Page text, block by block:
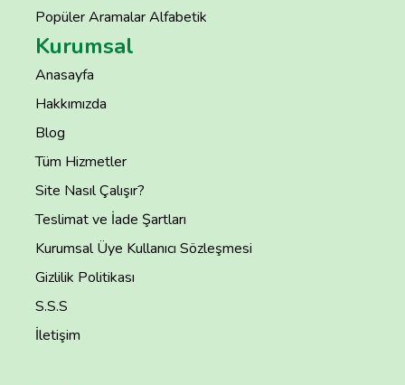
Popüler Aramalar Alfabetik
Kurumsal
Anasayfa
Hakkımızda
Blog
Tüm Hizmetler
Site Nasıl Çalışır?
Teslimat ve İade Şartları
Kurumsal Üye Kullanıcı Sözleşmesi
Gizlilik Politikası
S.S.S
İletişim